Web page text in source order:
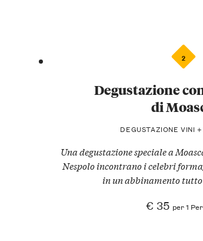
2
Degustazione
di
DEGUSTAZIONE VINI
Una degustazione speciale a
Nespolo incontrano i celebri
in un abbinamento
€ 35 per 1